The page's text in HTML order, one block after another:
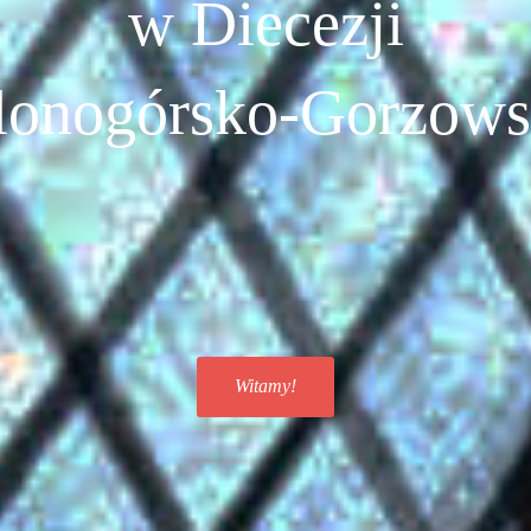
w Diecezji
Witamy!